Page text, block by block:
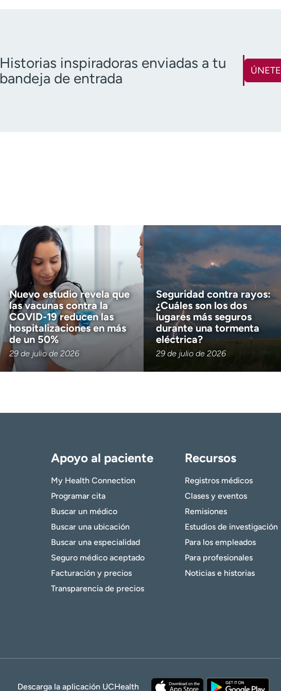
Historias inspiradoras enviadas a tu
bandeja de entrada
ÚNETE
Nuevo estudio revela que
las vacunas contra la
COVID-19 reducen las
hospitalizaciones en más
de un 50%
29 de julio de 2026
Seguridad contra rayos:
¿Cuáles son los dos
lugares más seguros
durante una tormenta
eléctrica?
29 de julio de 2026
Apoyo al paciente
My Health Connection
Programar cita
Buscar un médico
Buscar una ubicación
Buscar una especialidad
Seguro médico aceptado
Facturación y precios
Transparencia de precios
Recursos
Registros médicos
Clases y eventos
Remisiones
Estudios de investigación
Para los empleados
Para profesionales
Noticias e historias
Descarga la aplicación UCHealth